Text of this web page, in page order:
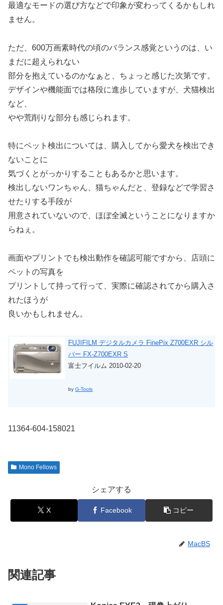
最適なモードの選び方などで印象が変わってくるかもしれ
ません。
ただ、600万画素時代の頃のバランス感覚というのは、い
まだに超えられない
部分を抱えているのかなぁと、ちょっと感じた次第です。
デザインや機能面では格段に進歩していますが、犬猫検出
など、
やや荒削りな部分も感じられます。
特にペット検出については、購入してから愛犬を検出でき
ないことに
気づくとがっかりすることもあるかと思います。
検出しないワンちゃん、猫ちゃんだと、登録などで学習さ
せたりする手段が
用意されていないので、ほぼ全滅ということになりますか
らねぇ。
画面やプリントでも検出動作を確認可能ですから、店頭に
ペットの写真を
プリントして持って行って、実際に確認されてから購入さ
れたほうが
良いかもしれません。
FUJIFILM デジタルカメラ FinePix Z700EXR シル
バー FX-Z700EXR S
富士フイルム 2010-02-20
by G-Tools
11364-604-158021
Mono Fellows
シェアする
X Facebook コピー
MacBS
関連記事